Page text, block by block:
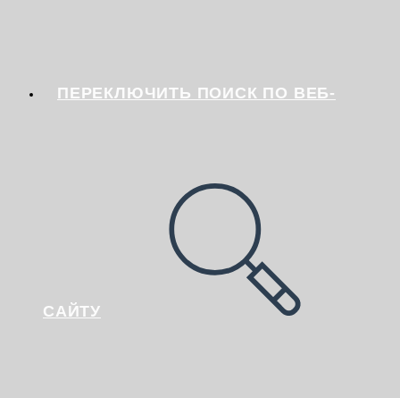
ПЕРЕКЛЮЧИТЬ ПОИСК ПО ВЕБ-
САЙТУ